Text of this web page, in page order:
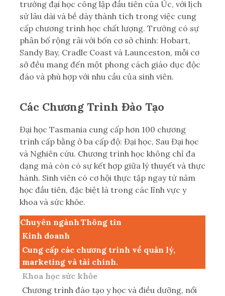
trường đại học công lập đầu tiên của Úc, với lịch
sử lâu dài và bề dày thành tích trong việc cung
cấp chương trình học chất lượng. Trường có sự
phân bố rộng rãi với bốn cơ sở chính: Hobart,
Sandy Bay, Cradle Coast và Launceston, mỗi cơ
sở đều mang đến một phong cách giáo dục độc
đáo và phù hợp với nhu cầu của sinh viên.
Các Chương Trình Đào Tạo
Đại học Tasmania cung cấp hơn 100 chương
trình cấp bằng ở ba cấp độ: Đại học, Sau Đại học
và Nghiên cứu. Chương trình học không chỉ đa
dạng mà còn có sự kết hợp giữa lý thuyết và thực
hành. Sinh viên có cơ hội thực tập ngay từ năm
học đầu tiên, đặc biệt là trong các lĩnh vực y
khoa và sức khỏe.
Chuyên ngành Thông tin
Kinh doanh
Cung cấp các chương trình về quản lý,
marketing và tài chính.
Khoa học sức khỏe
Chương trình đào tạo y học và điều dưỡng, nổi